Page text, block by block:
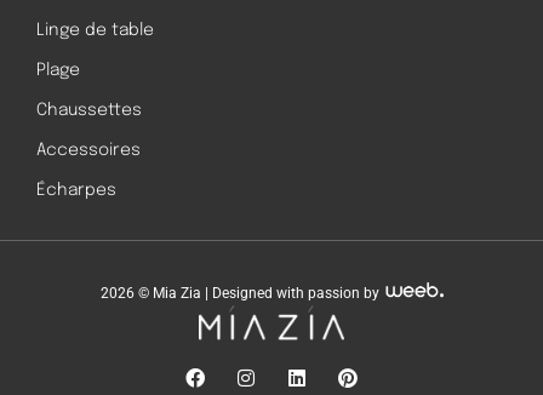
Linge de table
Plage
Chaussettes
Accessoires
Écharpes
2026 © Mia Zia | Designed with passion by